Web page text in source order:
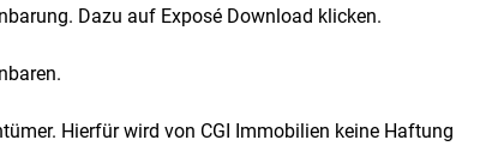
Dazu auf Exposé Download klicken.
Hierfür wird von CGI Immobilien keine Haftung